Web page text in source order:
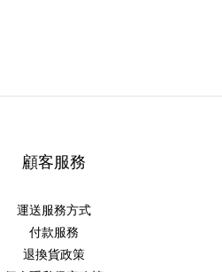
顧客服務
運送服務方式
付款服務
退換貨政策